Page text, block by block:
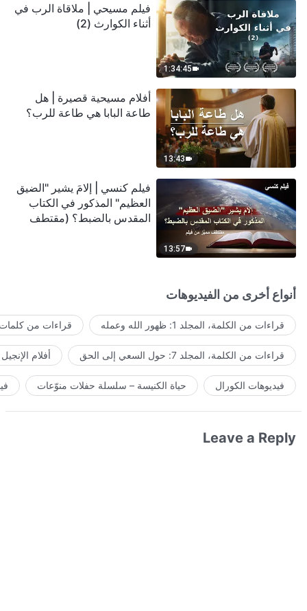
1:34:45
فيلم مسيحي | ملاقاة الرب في
أثناء الكوارث (2)
13:43
أفلام مسيحية قصيرة | هل
طاعة البابا هي طاعة للرب؟
13:57
فيلم كنسي | إلامَ يشير "الضيق
العظيم" المذكور في الكتاب
المقدس بالضبط؟ (مقتطف
أنواع أخرى من الفيديوهات
قراءات من الكلمة، المجلد 1: ظهور الله وعمله قراءات من كلمات
قراءات من الكلمة، المجلد 7: حول السعي إلى الحق أفلام الإنجيل
فيديوهات الكورال حياة الكنيسة – سلسلة حفلات منوّعات
Leave a Reply